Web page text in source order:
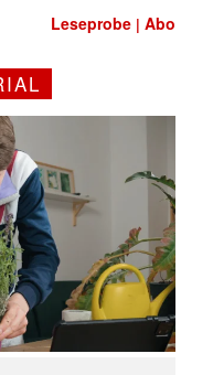
Leseprobe |Abo